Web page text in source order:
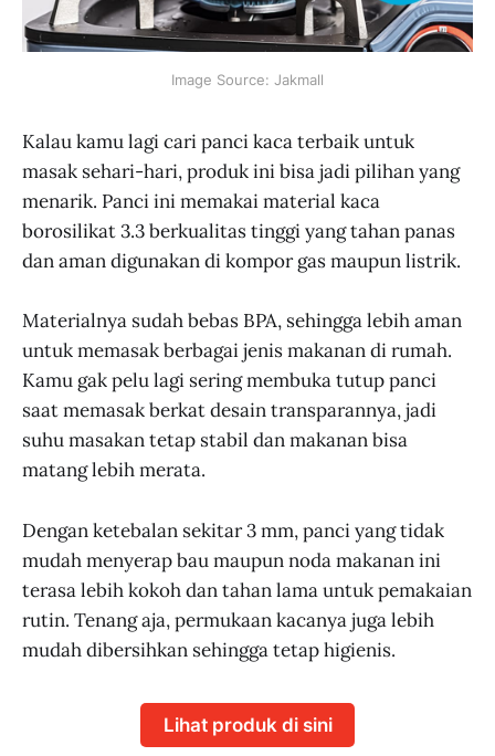
Image Source: Jakmall
Kalau kamu lagi cari panci kaca terbaik untuk
masak sehari-hari, produk ini bisa jadi pilihan yang
menarik. Panci ini memakai material kaca
borosilikat 3.3 berkualitas tinggi yang tahan panas
dan aman digunakan di kompor gas maupun listrik.
Materialnya sudah bebas BPA, sehingga lebih aman
untuk memasak berbagai jenis makanan di rumah.
Kamu gak pelu lagi sering membuka tutup panci
saat memasak berkat desain transparannya, jadi
suhu masakan tetap stabil dan makanan bisa
matang lebih merata.
Dengan ketebalan sekitar 3 mm, panci yang tidak
mudah menyerap bau maupun noda makanan ini
terasa lebih kokoh dan tahan lama untuk pemakaian
rutin. Tenang aja, permukaan kacanya juga lebih
mudah dibersihkan sehingga tetap higienis.
Lihat produk di sini